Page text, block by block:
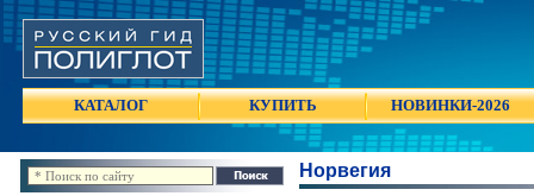
КАТАЛОГ КУПИТЬ НОВИНКИ-2026
Норвегия